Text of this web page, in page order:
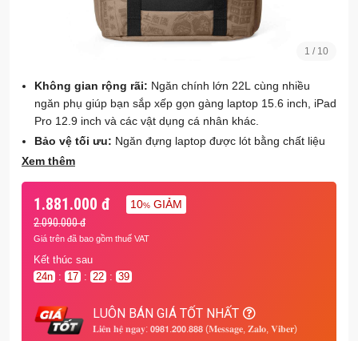
1 / 10
Không gian rộng rãi: Ngăn chính lớn 22L cùng nhiều
ngăn phụ giúp bạn sắp xếp gọn gàng laptop 15.6 inch, iPad
Pro 12.9 inch và các vật dụng cá nhân khác.
Bảo vệ tối ưu: Ngăn đựng laptop được lót bằng chất liệu
mềm mại, chống sốc, bảo vệ thiết bị của bạn khỏi những va
Thoải mái khi di chuyển:Dây đeo vai có thể điều chỉnh,
đệm êm và thoáng khí, giúp bạn cảm thấy thoải mái suốt
cùng nhiều ngăn phụ dễ dàng giúp bạn mang theo mọi thứ
cần thiết.
Kích thước: 44.9 x 30 x 15 cm
Trọng lượng:900g
Xem thêm
1.881.000 đ 10% GIẢM
2.090.000 đ
Giá trên đã bao gồm thuế VAT
Kết thúc sau
24n : 17 : 22 : 39
LUÔN BÁN GIÁ TỐT NHẤT
𝐋𝐢𝐞̂𝐧 𝐡𝐞̣̂ 𝐧𝐠𝐚𝐲: 𝟬𝟵𝟴𝟭.𝟮𝟬𝟬.𝟴𝟴𝟴 (𝐌𝐞𝐬𝐬𝐚𝐠𝐞, 𝐙𝐚𝐥𝐨, 𝐕𝐢𝐛𝐞𝐫)